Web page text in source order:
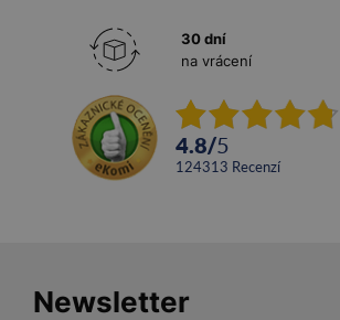
30 dní
na vrácení
4.8/5
124313 recenzí
Newsletter